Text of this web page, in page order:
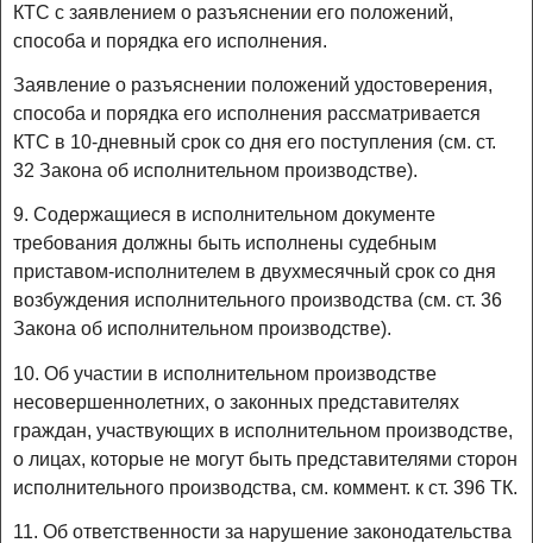
КТС с заявлением о разъяснении его положений,
способа и порядка его исполнения.
Заявление о разъяснении положений удостоверения,
способа и порядка его исполнения рассматривается
КТС в 10-дневный срок со дня его поступления (см. ст.
32 Закона об исполнительном производстве).
9. Содержащиеся в исполнительном документе
требования должны быть исполнены судебным
приставом-исполнителем в двухмесячный срок со дня
возбуждения исполнительного производства (см. ст. 36
Закона об исполнительном производстве).
10. Об участии в исполнительном производстве
несовершеннолетних, о законных представителях
граждан, участвующих в исполнительном производстве,
о лицах, которые не могут быть представителями сторон
исполнительного производства, см. коммент. к ст. 396 ТК.
11. Об ответственности за нарушение законодательства